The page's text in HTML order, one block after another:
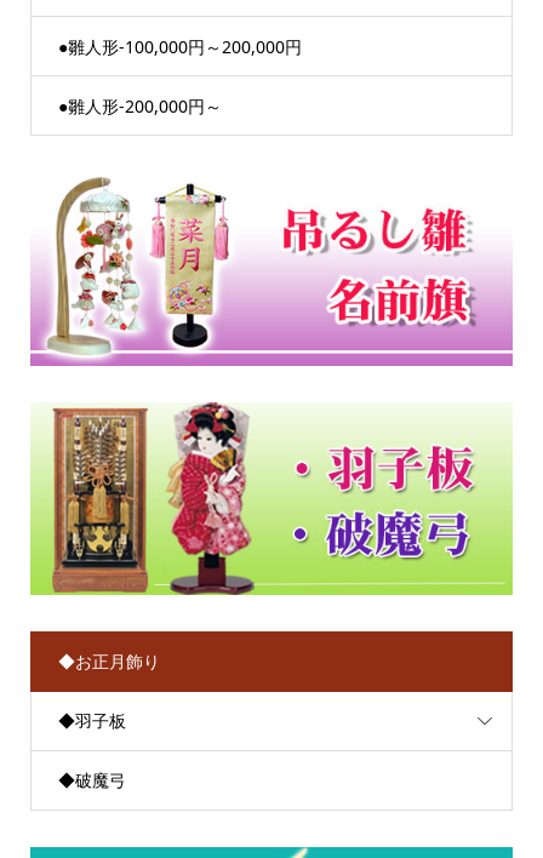
●雛人形-100,000円～200,000円
●雛人形-200,000円～
◆お正月飾り
◆羽子板
◆破魔弓